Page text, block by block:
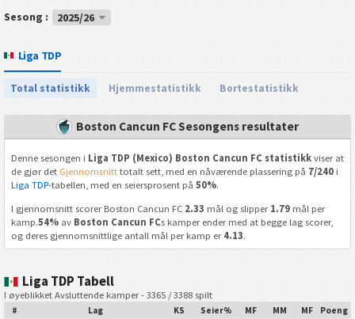
Sesong :
2025/26
Liga TDP
Total statistikk Hjemmestatistikk Bortestatistikk
Boston Cancun FC Sesongens resultater
Denne sesongen i Liga TDP (Mexico) Boston Cancun FC statistikkviser at
de gjør det Gjennomsnitttotalt sett, med en nåværende plassering på 7/240i
Liga TDP-tabellen, med en seiersprosent på 50%.
I gjennomsnitt scorer Boston Cancun FC 2.33 mål og slipper 1.79mål per
kamp.54%av Boston Cancun FCs kamper ender med at begge lag scorer,
og deres gjennomsnittlige antall mål per kamp er 4.13.
Liga TDP Tabell
I øyeblikket Avsluttende kamper - 3365 / 3388 spilt
# Lag KS Seier% MF MM MF Poeng